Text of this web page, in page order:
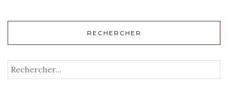
RECHERCHER